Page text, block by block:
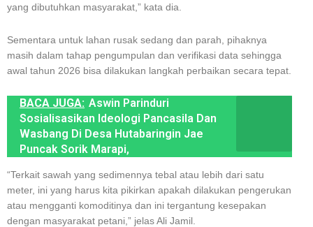
yang dibutuhkan masyarakat,” kata dia.
Sementara untuk lahan rusak sedang dan parah, pihaknya
masih dalam tahap pengumpulan dan verifikasi data sehingga
awal tahun 2026 bisa dilakukan langkah perbaikan secara tepat.
BACA JUGA: Aswin Parinduri
Sosialisasikan Ideologi Pancasila Dan
Wasbang Di Desa Hutabaringin Jae
Puncak Sorik Marapi,
“Terkait sawah yang sedimennya tebal atau lebih dari satu
meter, ini yang harus kita pikirkan apakah dilakukan pengerukan
atau mengganti komoditinya dan ini tergantung kesepakan
dengan masyarakat petani,” jelas Ali Jamil.